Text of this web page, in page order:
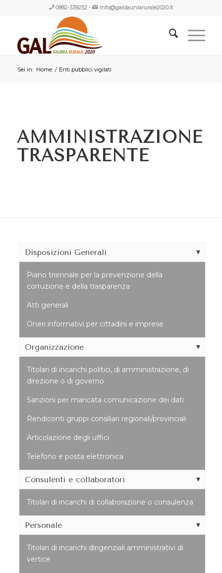
0882-339252- info@galdauniarurale2020.it
Sei in: Home / Enti pubblici vigilati
AMMINISTRAZIONE
TRASPARENTE
Disposizioni Generali
Piano triennale per la prevenzione della
corruzione e della trasparenza
Atti generali
Oneri informativi per cittadini e imprese
Organizzazione
Titolari di incarichi politici, di amministrazione, di
direzione o di governo
Sanzioni per mancata comunicazione dei dati
Rendiconti gruppi consiliari regionali/provinciali
Articolazione degli uffici
Telefono e posta elettronica
Consulenti e collaboratori
Titolari di incarichi di collaborazione o consulenza
Personale
Titolari di incarichi dirigenziali amministrativi di
vertice